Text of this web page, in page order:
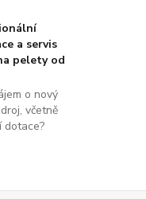
a servis
pelety od
o nový
včetně
dotace?